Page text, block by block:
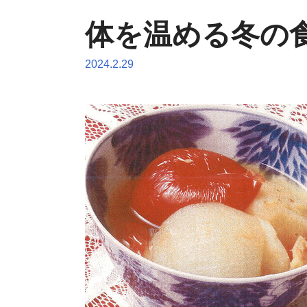
体を温める冬の
2024.2.29